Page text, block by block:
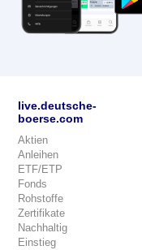
live.deutsche-
boerse.com
Aktien
Anleihen
ETF/ETP
Fonds
Rohstoffe
Zertifikate
Nachhaltig
Einstieg